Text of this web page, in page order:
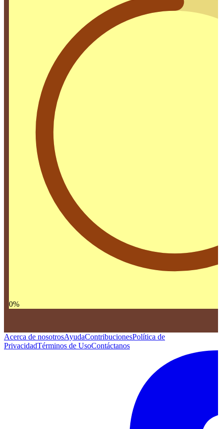
0%
Acerca de nosotrosAyudaContribucionesPolítica de
PrivacidadTérminos de UsoContáctanos